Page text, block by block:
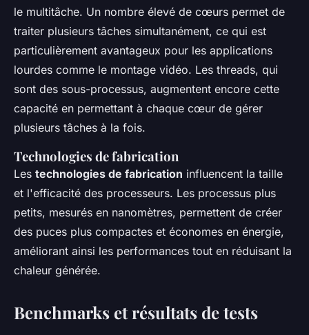
le multitâche. Un nombre élevé de cœurs permet de
traiter plusieurs tâches simultanément, ce qui est
particulièrement avantageux pour les applications
lourdes comme le montage vidéo. Les threads, qui
sont des sous-processus, augmentent encore cette
capacité en permettant à chaque cœur de gérer
plusieurs tâches à la fois.
Technologies de fabrication
Les technologies de fabrication influencent la taille
et l'efficacité des processeurs. Les processus plus
petits, mesurés en nanomètres, permettent de créer
des puces plus compactes et économes en énergie,
améliorant ainsi les performances tout en réduisant la
chaleur générée.
Benchmarks et résultats de tests